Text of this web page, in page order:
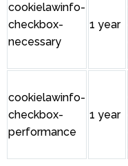
cookielawinfo-
checkbox-
necessary
1 year
cookielawinfo-
checkbox-
performance
1 year